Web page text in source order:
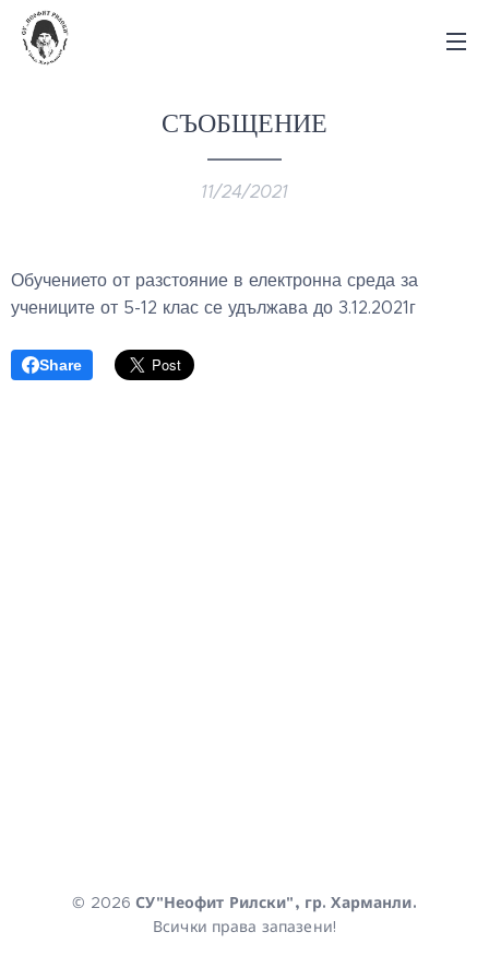
СЪОБЩЕНИЕ
11/24/2021
Обучението от разстояние в електронна среда за
учениците от 5-12 клас се удължава до 3.12.2021г
Share
© 2026 СУ"Неофит Рилски", гр. Харманли.
Всички права запазени!